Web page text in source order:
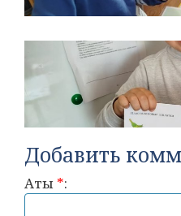
Добавить
Аты *: